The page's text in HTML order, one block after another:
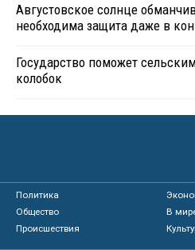
Августовское солнце
необходима защита даже в
Государство поможет
колобок
Политика
Общество
В
Происшествия